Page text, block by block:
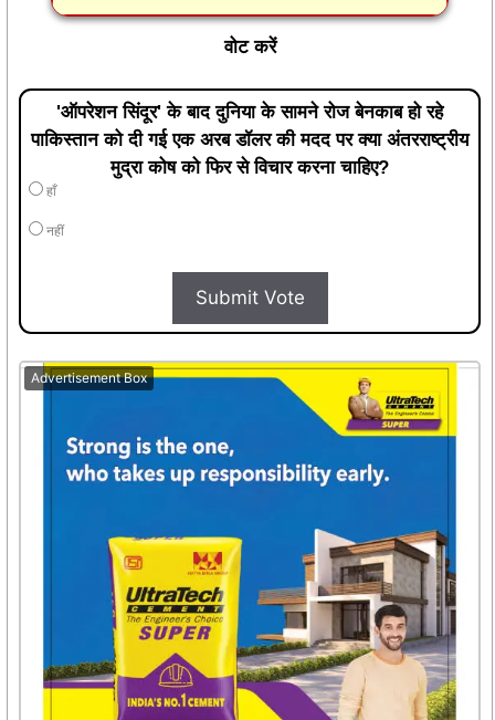
वोट करें
'ऑपरेशन सिंदूर' के बाद दुनिया के सामने रोज बेनकाब हो रहे
पाकिस्तान को दी गई एक अरब डॉलर की मदद पर क्या अंतरराष्ट्रीय
मुद्रा कोष को फिर से विचार करना चाहिए?
हाँ
नहीं
Submit Vote
Advertisement Box